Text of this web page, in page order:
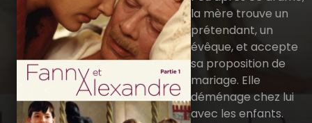
la mère trouve un
prétendant, un
évêque, et accepte
sa proposition de
mariage. Elle
déménage chez lui
avec les enfants.